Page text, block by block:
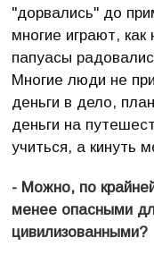
"дорвались" до
многие играют,
папуасы
Многие люди не
деньги в дело,
деньги на
учиться, а кинуть
- Можно, по
менее опасными
цивилизованными?